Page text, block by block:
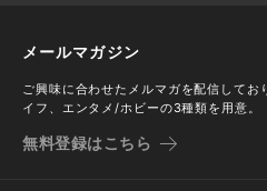
メールマガジン
ご興味に合わせたメルマガを配信して
イフ、エンタメ/ホビーの3種類を用意。
無料登録はこちら